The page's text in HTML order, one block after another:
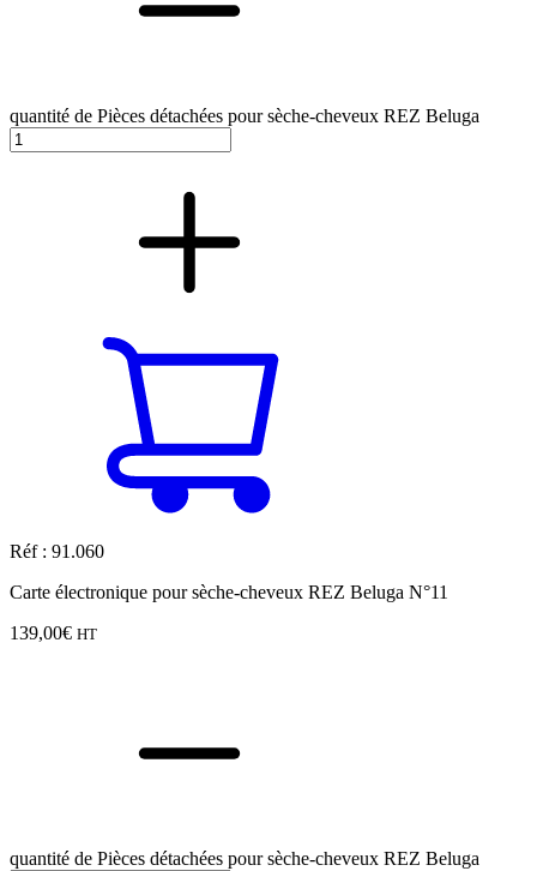
quantité de Pièces détachées pour sèche-cheveux REZ Beluga
Réf : 91.060
Carte électronique pour sèche-cheveux REZ Beluga N°11
139,00€ HT
quantité de Pièces détachées pour sèche-cheveux REZ Beluga